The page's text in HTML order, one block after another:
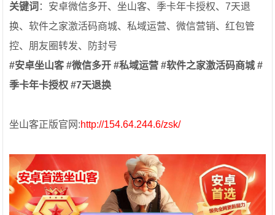
关键词 ：安卓微信多开、坐山客、季卡年卡授权、7天退
换、软件之家激活码商城、私域运营、微信营销、红包管
控、朋友圈转发、防封号
#安卓坐山客 #微信多开 #私域运营 #软件之家激活码商城 #
季卡年卡授权 #7天退换
坐山客正版官网:http://154.64.244.6/zsk/